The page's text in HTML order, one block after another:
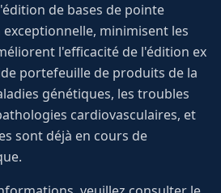
de bases de pointe
minimisent les
l'efficacité de l'édition ex
portefeuille de produits de la
génétiques, les troubles
cardiovasculaires, et
sont déjà en cours de